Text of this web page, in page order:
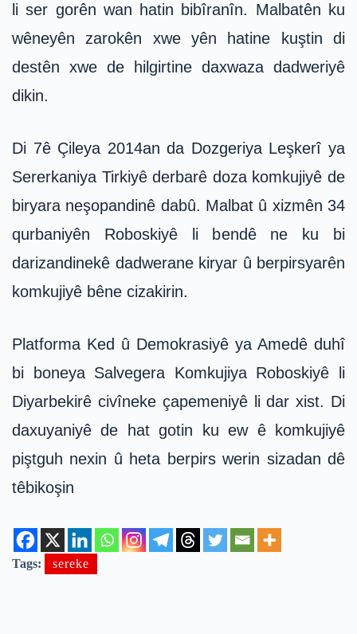
li ser gorên wan hatin bibîranîn. Malbatên ku
wêneyên zarokên xwe yên hatine kuştin di
destên xwe de hilgirtine daxwaza dadweriyê
dikin.
Di 7ê Çileya 2014an da Dozgeriya Leşkerî ya
Sererkaniya Tirkiyê derbarê doza komkujiyê de
biryara neşopandinê dabû. Malbat û xizmên 34
qurbaniyên Roboskiyê li bendê ne ku bi
darizandinekê dadwerane kiryar û berpirsyarên
komkujiyê bêne cizakirin.
Platforma Ked û Demokrasiyê ya Amedê duhî
bi boneya Salvegera Komkujiya Roboskiyê li
Diyarbekirê civîneke çapemeniyê li dar xist. Di
daxuyaniyê de hat gotin ku ew ê komkujiyê
piştguh nexin û heta berpirs werin sizadan dê
têbikoşin
Tags: sereke